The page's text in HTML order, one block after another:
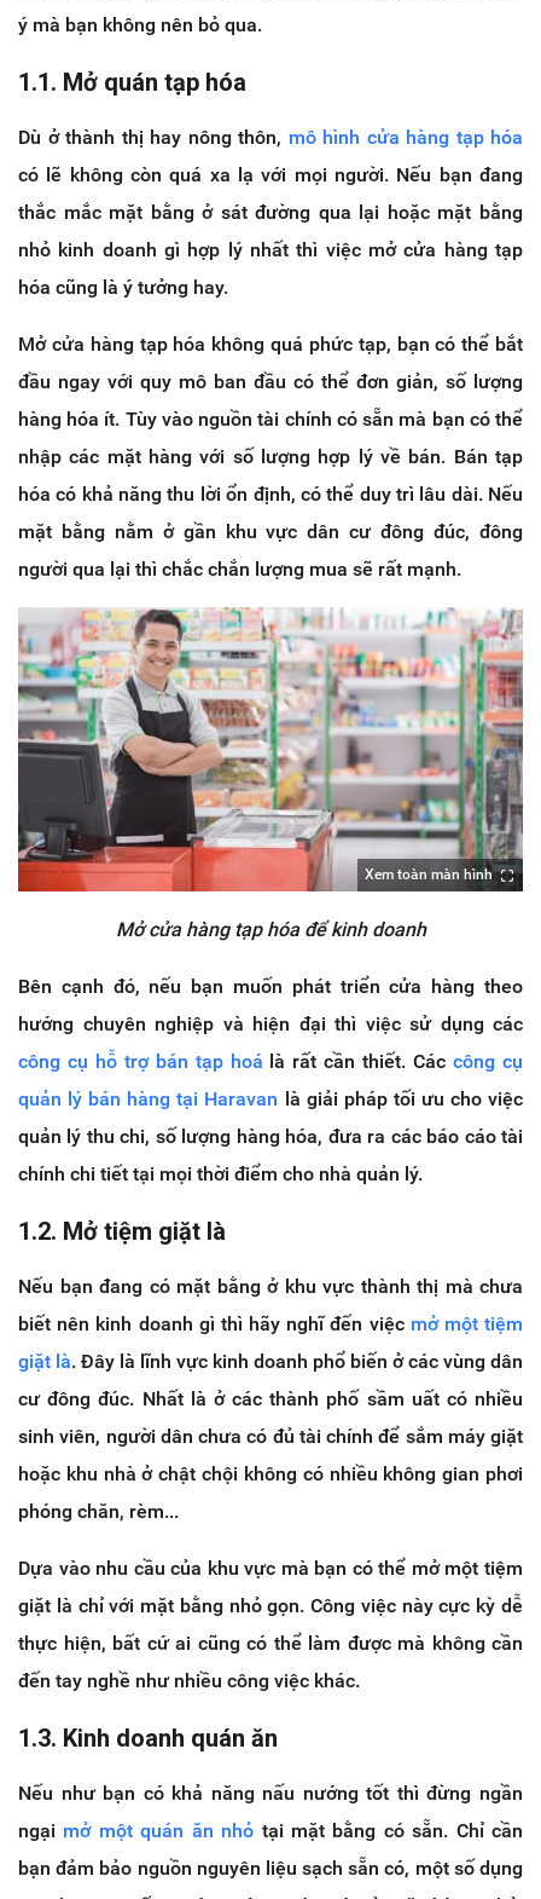
ý mà bạn không nên bỏ qua.
1.1. Mở quán tạp hóa
Dù ở thành thị hay nông thôn, mô hình cửa hàng tạp hóa
có lẽ không còn quá xa lạ với mọi người. Nếu bạn đang
thắc mắc mặt bằng ở sát đường qua lại hoặc mặt bằng
nhỏ kinh doanh gì hợp lý nhất thì việc mở cửa hàng tạp
hóa cũng là ý tưởng hay.
Mở cửa hàng tạp hóa không quá phức tạp, bạn có thể bắt
đầu ngay với quy mô ban đầu có thể đơn giản, số lượng
hàng hóa ít. Tùy vào nguồn tài chính có sẵn mà bạn có thể
nhập các mặt hàng với số lượng hợp lý về bán. Bán tạp
hóa có khả năng thu lời ổn định, có thể duy trì lâu dài. Nếu
mặt bằng nằm ở gần khu vực dân cư đông đúc, đông
người qua lại thì chắc chắn lượng mua sẽ rất mạnh.
Xem toàn màn hình
Mở cửa hàng tạp hóa để kinh doanh
Bên cạnh đó, nếu bạn muốn phát triển cửa hàng theo
hướng chuyên nghiệp và hiện đại thì việc sử dụng các
công cụ hỗ trợ bán tạp hoá là rất cần thiết. Cáccông cụ
quản lý bán hàng tại Haravan là giải pháp tối ưu cho việc
quản lý thu chi, số lượng hàng hóa, đưa ra các báo cáo tài
chính chi tiết tại mọi thời điểm cho nhà quản lý.
1.2. Mở tiệm giặt là
Nếu bạn đang có mặt bằng ở khu vực thành thị mà chưa
biết nên kinh doanh gì thì hãy nghĩ đến việc mở một tiệm
giặt là. Đây là lĩnh vực kinh doanh phổ biến ở các vùng dân
cư đông đúc. Nhất là ở các thành phố sầm uất có nhiều
sinh viên, người dân chưa có đủ tài chính để sắm máy giặt
hoặc khu nhà ở chật chội không có nhiều không gian phơi
phóng chăn, rèm...
Dựa vào nhu cầu của khu vực mà bạn có thể mở một tiệm
giặt là chỉ với mặt bằng nhỏ gọn. Công việc này cực kỳ dễ
thực hiện, bất cứ ai cũng có thể làm được mà không cần
đến tay nghề như nhiều công việc khác.
1.3. Kinh doanh quán ăn
Nếu như bạn có khả năng nấu nướng tốt thì đừng ngần
ngại mở một quán ăn nhỏ tại mặt bằng có sẵn. Chỉ cần
bạn đảm bảo nguồn nguyên liệu sạch sẵn có, một số dụng